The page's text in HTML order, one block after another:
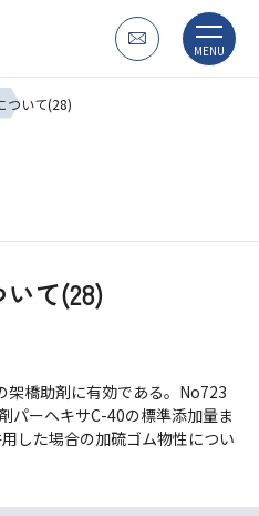
MENU
ついて(28)
て(28)
架橋助剤に有効である。No723
パーヘキサC-40の標準添加量ま
した場合の加硫ゴム物性につい